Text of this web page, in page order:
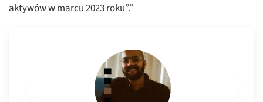
aktywów w marcu 2023 roku”.”